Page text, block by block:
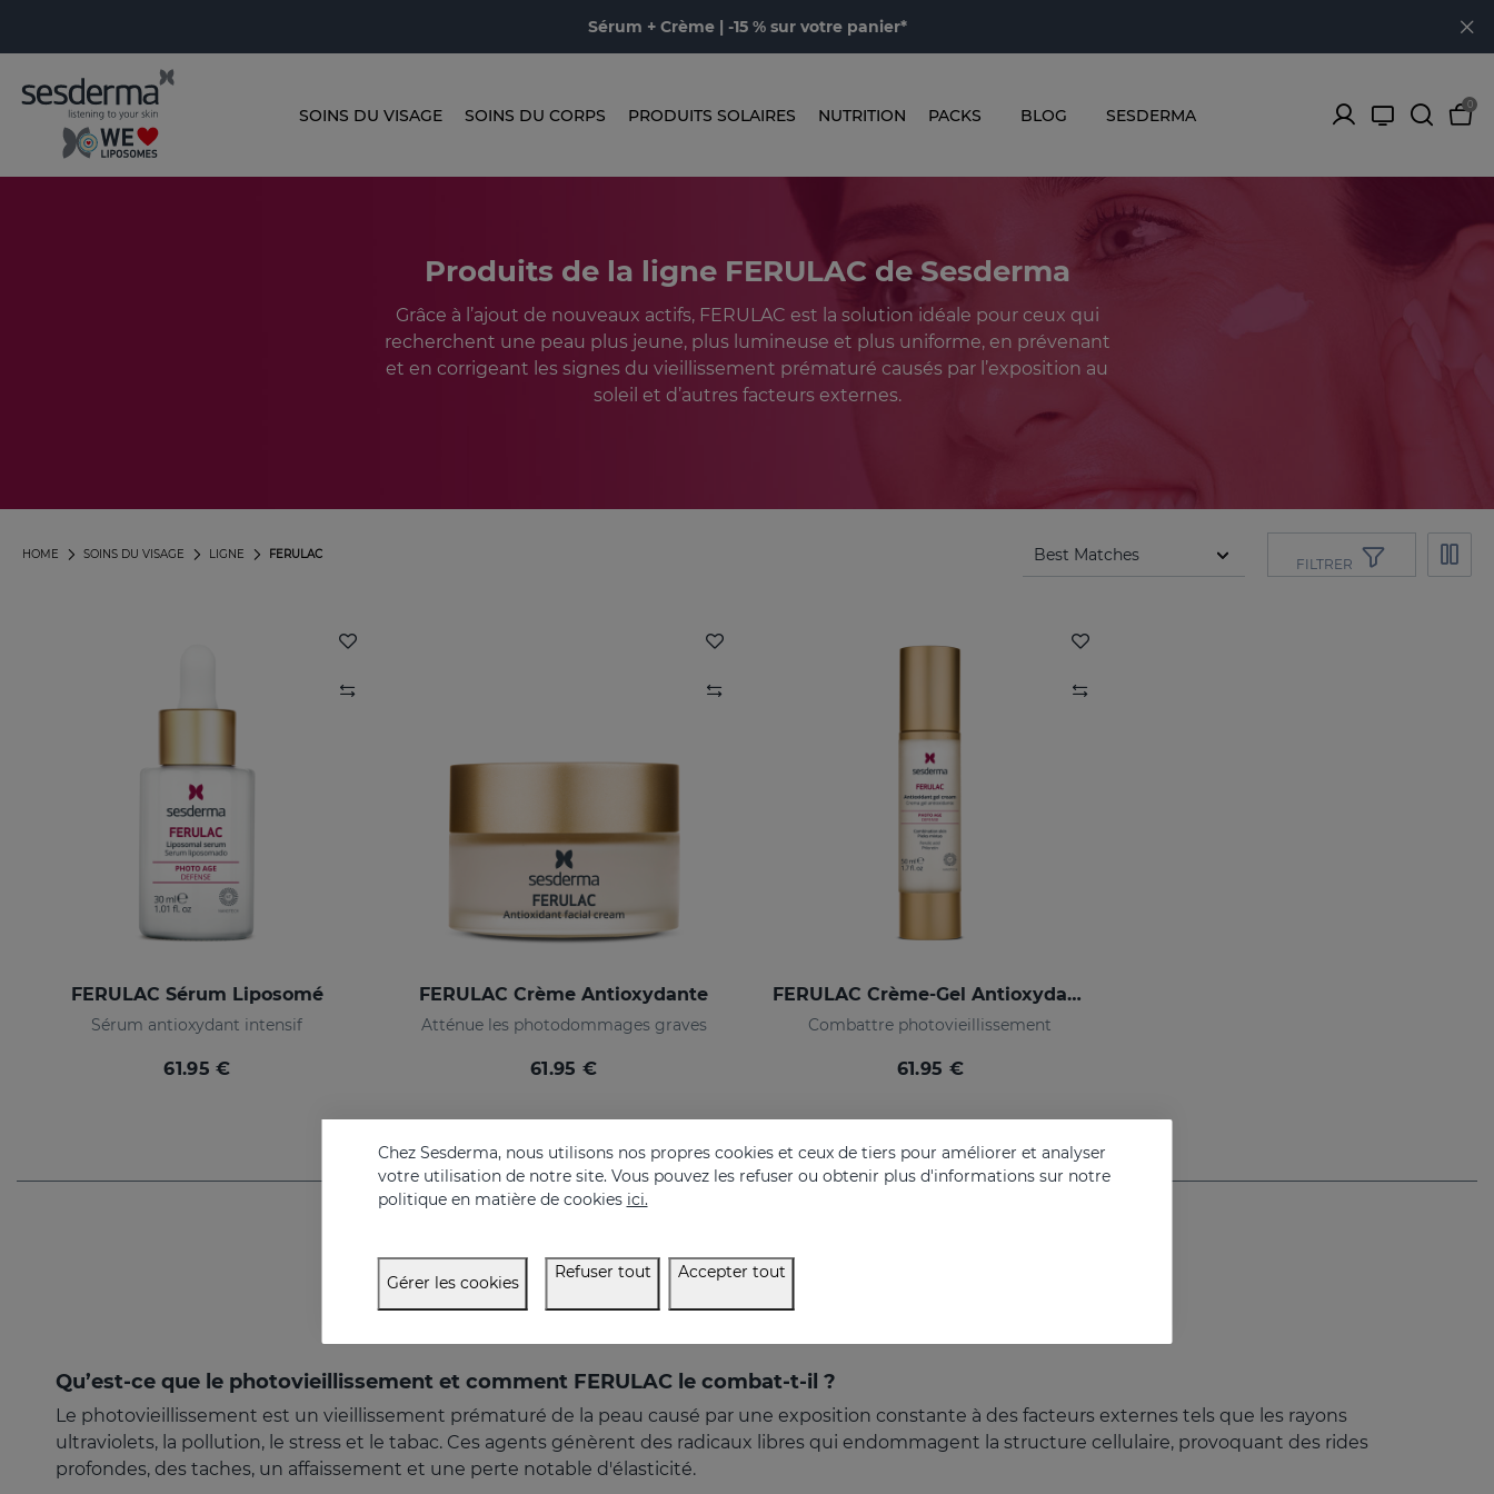
Sérum + Crème | -15 % sur votre panier*
SOINS DU VISAGE SOINS DU CORPS PRODUITS SOLAIRES NUTRITION PACKS BLOG SESDERMA
0
Produits de la ligne FERULAC de Sesderma
Grâce à l’ajout de nouveaux actifs, FERULAC est la solution idéale pour ceux qui
recherchent une peau plus jeune, plus lumineuse et plus uniforme, en prévenant
et en corrigeant les signes du vieillissement prématuré causés par l’exposition au
soleil et d’autres facteurs externes.
FERULAC
LIGNE
SOINS DU VISAGE
HOME
FILTRER
FERULAC Sérum Liposomé
Sérum antioxydant intensif
61.95 €
FERULAC Crème Antioxydante
Atténue les photodommages graves
61.95 €
FERULAC Crème-Gel Antioxydante
Combattre photovieillissement
61.95 €
Qu’est-ce que le photovieillissement et comment FERULAC le combat-t-il ?
Le photovieillissement est un vieillissement prématuré de la peau causé par une exposition constante à des facteurs externes tels que les rayons
ultraviolets, la pollution, le stress et le tabac. Ces agents génèrent des radicaux libres qui endommagent la structure cellulaire, provoquant des rides
profondes, des taches, un affaissement et une perte notable d'élasticité.
Chez Sesderma, nous utilisons nos propres cookies et ceux de tiers pour améliorer et analyser
votre utilisation de notre site. Vous pouvez les refuser ou obtenir plus d'informations sur notre
politique en matière de cookies ici.
Gérer les cookies
Refuser tout Accepter tout